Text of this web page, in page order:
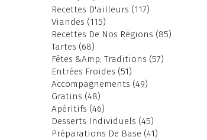
Recettes D'ailleurs (117)
Viandes (115)
Recettes De Nos Régions (85)
Tartes (68)
Fêtes &Amp; Traditions (57)
Entrées Froides (51)
Accompagnements (49)
Gratins (48)
Apéritifs (46)
Desserts Individuels (45)
Préparations De Base (41)